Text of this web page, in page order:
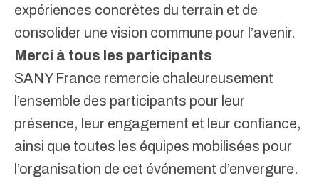
expériences concrètes du terrain et de
consolider une vision commune pour l’avenir.
Merci à tous les participants
SANY France remercie chaleureusement
l’ensemble des participants pour leur
présence, leur engagement et leur confiance,
ainsi que toutes les équipes mobilisées pour
l’organisation de cet événement d’envergure.